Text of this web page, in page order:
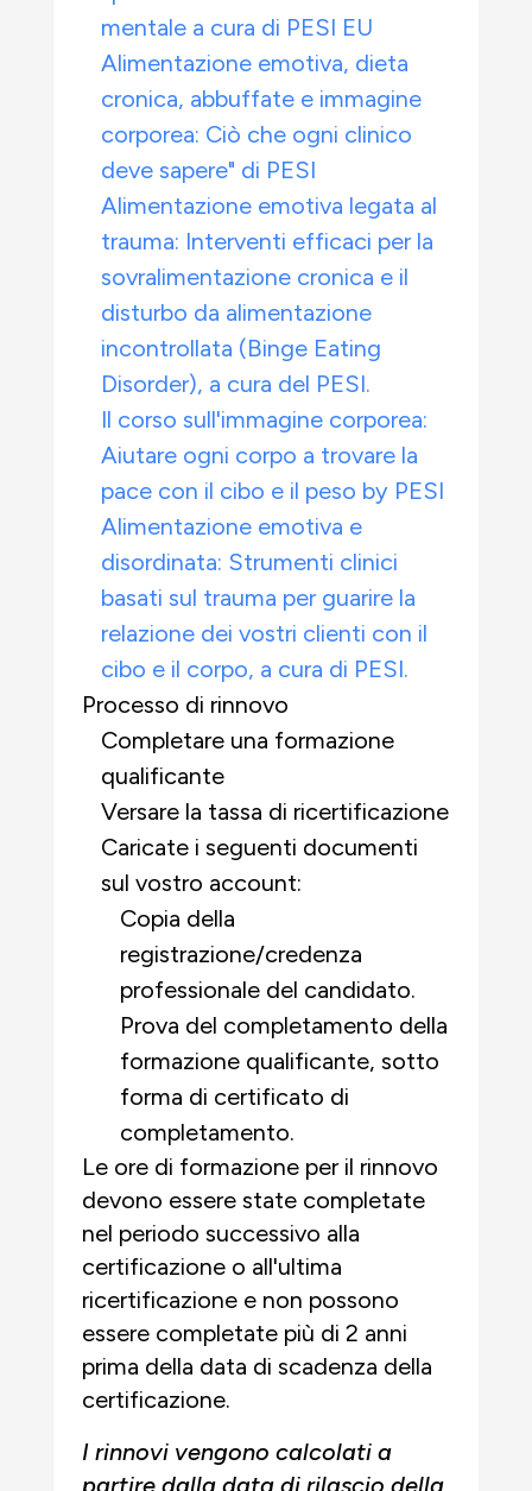
mentale a cura di PESI EU
Alimentazione emotiva, dieta
cronica, abbuffate e immagine
corporea: Ciò che ogni clinico
deve sapere" di PESI
Alimentazione emotiva legata al
trauma: Interventi efficaci per la
sovralimentazione cronica e il
disturbo da alimentazione
incontrollata (Binge Eating
Disorder), a cura del PESI.
Il corso sull'immagine corporea:
Aiutare ogni corpo a trovare la
pace con il cibo e il peso by PESI
Alimentazione emotiva e
disordinata: Strumenti clinici
basati sul trauma per guarire la
relazione dei vostri clienti con il
cibo e il corpo, a cura di PESI.
Processo di rinnovo
Completare una formazione
qualificante
Versare la tassa di ricertificazione
Caricate i seguenti documenti
sul vostro account:
Copia della
registrazione/credenza
professionale del candidato.
Prova del completamento della
formazione qualificante, sotto
forma di certificato di
completamento.
Le ore di formazione per il rinnovo
devono essere state completate
nel periodo successivo alla
certificazione o all'ultima
ricertificazione e non possono
essere completate più di 2 anni
prima della data di scadenza della
certificazione.
I rinnovi vengono calcolati a
partire dalla data di rilascio della